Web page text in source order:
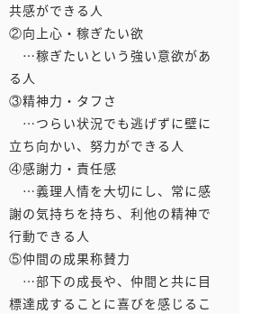
共感ができる人
②向上心・稼ぎたい欲
…稼ぎたいという強い意欲があ
る人
③精神力・タフさ
…つらい状況でも逃げずに壁に
立ち向かい、努力ができる人
④感謝力・責任感
…義理人情を大切にし、常に感
謝の気持ちを持ち、利他の精神で
行動できる人
⑤仲間の成果称賛力
…部下の成長や、仲間と共に目
標達成することに喜びを感じるこ